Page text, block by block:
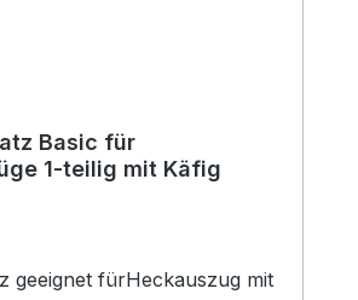
Basic für
1-teilig mit Käfig
geeignet fürHeckauszug mit